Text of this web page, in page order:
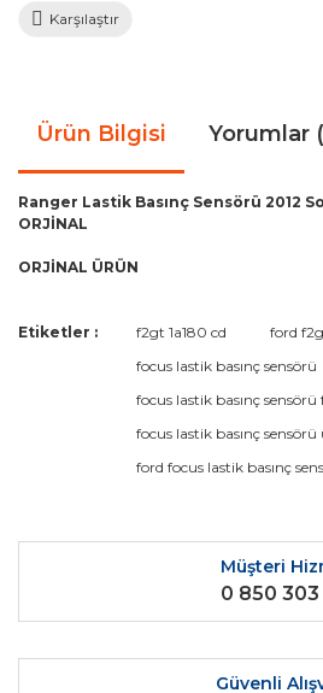
Karşılaştır
Ürün Bilgisi Yorumlar
Ranger Lastik Basınç Sensörü 2012
ORJİNAL
ORJİNAL ÜRÜN
Bu ürüne ilk yorumu
Yorum Yaz
Bu ürünün fiyat bilgisi, resim, ürün
kullanarak tarafımıza iletebilirsiniz.
Görüş ve önerileriniz için teşekkür
Ürün fiyatı diğer sitelerden daha
Bu ürüne benzer farklı alternatifler
Etiketler : f2gt 1a180 cd
ford
focus lastik basınç sensörü
focus lastik basınç sensörü
focus lastik basınç sensörü
ford focus lastik basınç
Müşteri
0 850
Güvenli